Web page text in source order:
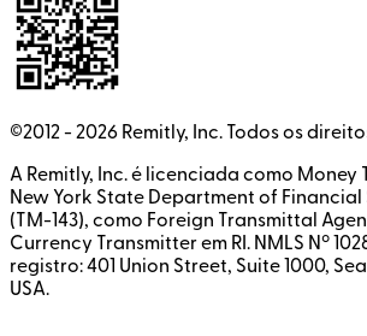
©2012 - 2026 Remitly, Inc. Todos os
A Remitly, Inc. é licenciada como Money
New York State Department of Financial
(TM-143), como Foreign Transmittal
Currency Transmitter em RI. NMLS Nº
registro: 401 Union Street, Suite 1000,
USA.